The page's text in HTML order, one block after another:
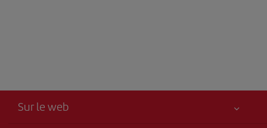
Sur le web